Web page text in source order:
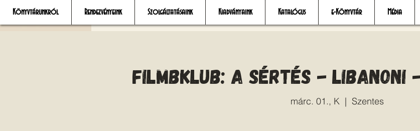
Könyvtárunkról Rendezvényeink Szolgáltatásaink Kiadványaink Katalógus e-Könyvtár Média
Filmbklub: A sértés -
márc. 01., K
  |
Szentes